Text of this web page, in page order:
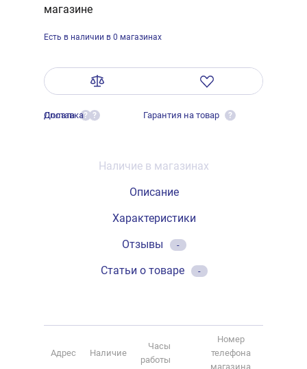
магазине
Есть в наличии в 0 магазинах
Оплата ?
Доставка ? Гарантия на товар ?
Наличие в магазинах
Описание
Характеристики
Отзывы
-
Статьи о товаре -
Адрес Наличие
Часы
работы
Номер
телефона
магазина